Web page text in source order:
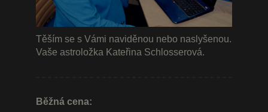
Těším se s Vámi naviděnou nebo naslyšenou.
Vaše astroložka Kateřina Schlosserová.
Běžná cena: